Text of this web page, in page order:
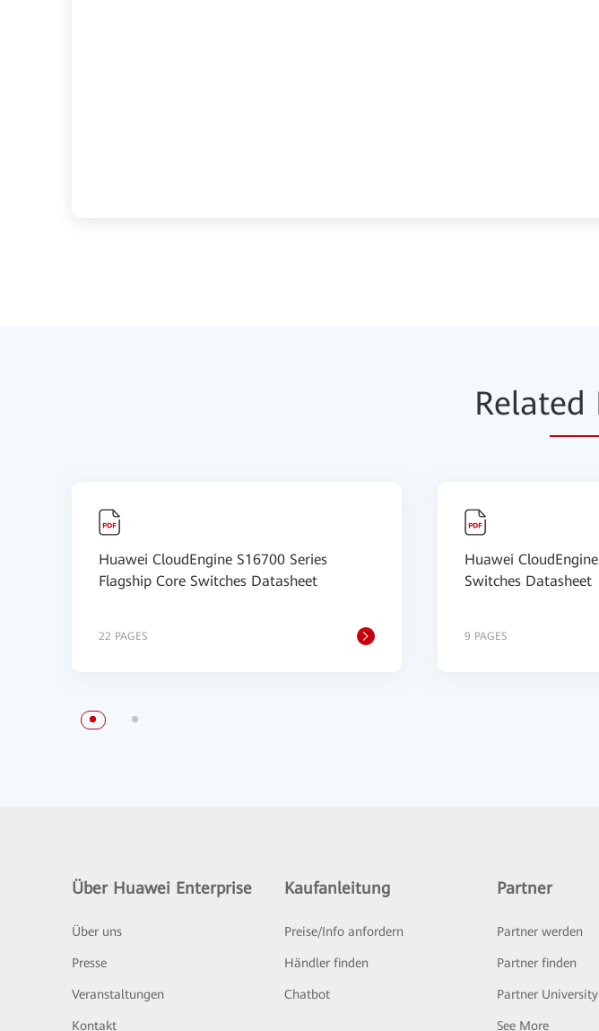
Related
Huawei CloudEngine S16700 Series
Flagship Core Switches Datasheet
22 PAGES
Huawei
Switches Datasheet
9 PAGES
Über Huawei Enterprise
Über uns
Presse
Veranstaltungen
Kontakt
Kaufanleitung
Preise/Info anfordern
Händler finden
Chatbot
Partner
Partner werden
Partner finden
Partner University
See More